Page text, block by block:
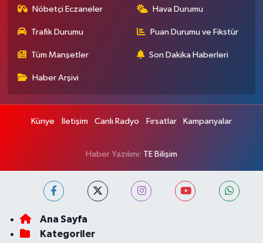
Nöbetçi Eczaneler Hava Durumu
Trafik Durumu Puan Durumu ve Fikstür
Tüm Manşetler Son Dakika Haberleri
Haber Arşivi
Künye İletişim Canlı Radyo Fırsatlar Kampanyalar
Haber Yazılımı: TE Bilişim
Ana Sayfa
Kategoriler